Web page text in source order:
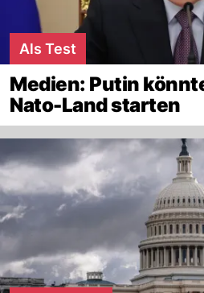
Als Test
Medien: Putin
Nato-Land starten